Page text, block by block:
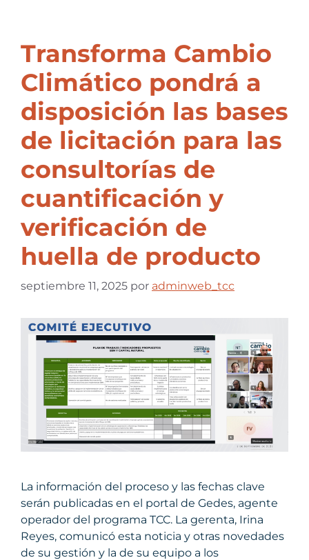
Transforma Cambio
Climático pondrá a
disposición las bases
de licitación para las
consultorías de
cuantificación y
verificación de
huella de producto
septiembre 11, 2025 por adminweb_tcc
La información del proceso y las fechas clave
serán publicadas en el portal de Gedes, agente
operador del programa TCC. La gerenta, Irina
Reyes, comunicó esta noticia y otras novedades
de su gestión y la de su equipo a los